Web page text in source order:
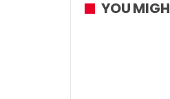
YOU